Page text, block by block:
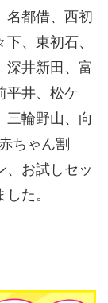
名都借、西初
、東初石、
深井新田、富
平井、松ケ
三輪野山、向
ちゃん割
、お試しセッ
た。